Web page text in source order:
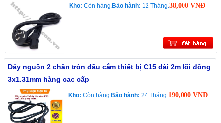
Kho: Còn hàng.Bảo hành: 12 Tháng.38,000 VNĐ
Dây nguồn 2 chân tròn đầu cắm thiết bị C15 dài 2m lõi đồng
3x1.31mm hàng cao cấp
Kho: Còn hàng.Bảo hành: 24 Tháng.190,000 VNĐ